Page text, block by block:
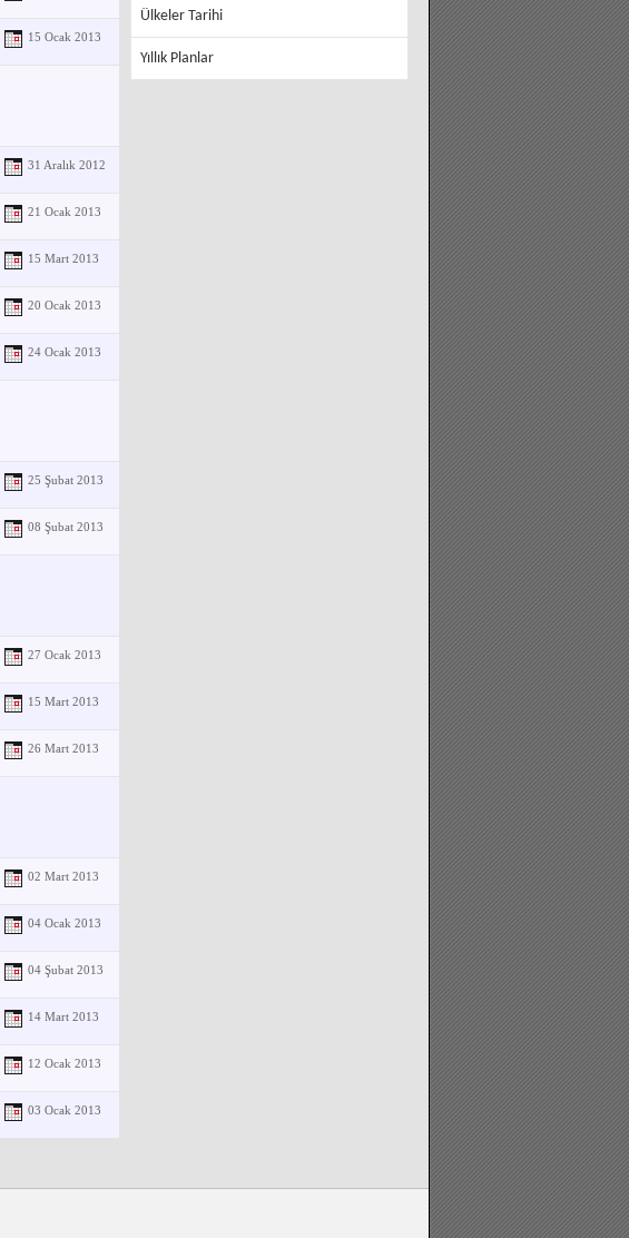
15 Ocak 2013
31 Aralık 2012
21 Ocak 2013
15 Mart 2013
20 Ocak 2013
24 Ocak 2013
25 Şubat 2013
08 Şubat 2013
27 Ocak 2013
15 Mart 2013
26 Mart 2013
02 Mart 2013
04 Ocak 2013
04 Şubat 2013
14 Mart 2013
12 Ocak 2013
03 Ocak 2013
Ülkeler Tarihi
Yıllık Planlar